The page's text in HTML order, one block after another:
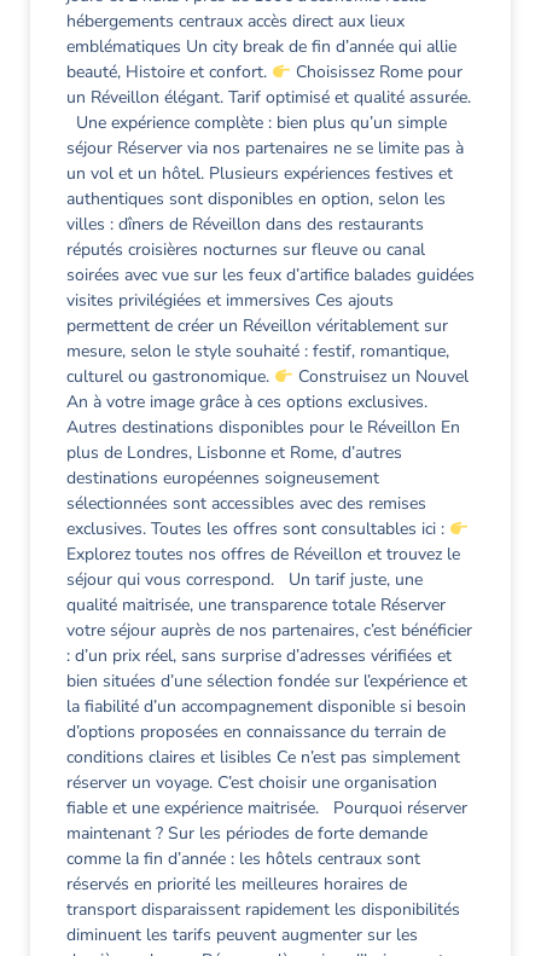
hébergements centraux accès direct aux lieux
emblématiques Un city break de fin d’année qui allie
beauté, Histoire et confort.
Choisissez Rome pour
un Réveillon élégant. Tarif optimisé et qualité assurée.
Une expérience complète : bien plus qu’un simple
séjour Réserver via nos partenaires ne se limite pas à
un vol et un hôtel. Plusieurs expériences festives et
authentiques sont disponibles en option, selon les
villes : dîners de Réveillon dans des restaurants
réputés croisières nocturnes sur fleuve ou canal
soirées avec vue sur les feux d’artifice balades guidées
visites privilégiées et immersives Ces ajouts
permettent de créer un Réveillon véritablement sur
mesure, selon le style souhaité : festif, romantique,
culturel ou gastronomique.
Construisez un Nouvel
An à votre image grâce à ces options exclusives.
Autres destinations disponibles pour le Réveillon En
plus de Londres, Lisbonne et Rome, d’autres
destinations européennes soigneusement
sélectionnées sont accessibles avec des remises
exclusives. Toutes les offres sont consultables ici :
Explorez toutes nos offres de Réveillon et trouvez le
séjour qui vous correspond. Un tarif juste, une
qualité maitrisée, une transparence totale Réserver
votre séjour auprès de nos partenaires, c’est bénéficier
: d’un prix réel, sans surprise d’adresses vérifiées et
bien situées d’une sélection fondée sur l’expérience et
la fiabilité d’un accompagnement disponible si besoin
d’options proposées en connaissance du terrain de
conditions claires et lisibles Ce n’est pas simplement
réserver un voyage. C’est choisir une organisation
fiable et une expérience maitrisée. Pourquoi réserver
maintenant ? Sur les périodes de forte demande
comme la fin d’année : les hôtels centraux sont
réservés en priorité les meilleures horaires de
transport disparaissent rapidement les disponibilités
diminuent les tarifs peuvent augmenter sur les